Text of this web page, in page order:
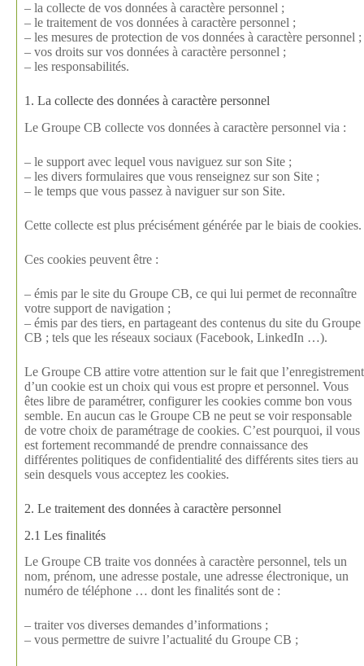
– la collecte de vos données à caractère personnel ;
– le traitement de vos données à caractère personnel ;
– les mesures de protection de vos données à caractère personnel ;
– vos droits sur vos données à caractère personnel ;
– les responsabilités.
1. La collecte des données à caractère personnel
Le Groupe CB collecte vos données à caractère personnel via :
– le support avec lequel vous naviguez sur son Site ;
– les divers formulaires que vous renseignez sur son Site ;
– le temps que vous passez à naviguer sur son Site.
Cette collecte est plus précisément générée par le biais de cookies.
Ces cookies peuvent être :
– émis par le site du Groupe CB, ce qui lui permet de reconnaître
votre support de navigation ;
– émis par des tiers, en partageant des contenus du site du Groupe
CB ; tels que les réseaux sociaux (Facebook, LinkedIn …).
Le Groupe CB attire votre attention sur le fait que l’enregistrement
d’un cookie est un choix qui vous est propre et personnel. Vous
êtes libre de paramétrer, configurer les cookies comme bon vous
semble. En aucun cas le Groupe CB ne peut se voir responsable
de votre choix de paramétrage de cookies. C’est pourquoi, il vous
est fortement recommandé de prendre connaissance des
différentes politiques de confidentialité des différents sites tiers au
sein desquels vous acceptez les cookies.
2. Le traitement des données à caractère personnel
2.1 Les finalités
Le Groupe CB traite vos données à caractère personnel, tels un
nom, prénom, une adresse postale, une adresse électronique, un
numéro de téléphone … dont les finalités sont de :
– traiter vos diverses demandes d’informations ;
– vous permettre de suivre l’actualité du Groupe CB ;